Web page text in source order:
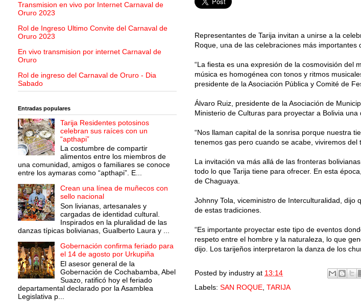
Representantes de Tarija invitan a unirse a la
Roque, una de las celebraciones más importantes
“La fiesta es una expresión de la cosmovisión del
música es homogénea con tonos y ritmos
presidente de la Asociación Pública y Comité de
Álvaro Ruiz, presidente de la Asociación de
Ministerio de Culturas para proyectar a Bolivia
“Nos llaman capital de la sonrisa porque nuestra
tenemos gas pero cuando se acabe, viviremos del
La invitación va más allá de las fronteras
todo lo que Tarija tiene para ofrecer. En esta
de Chaguaya.
Johnny Tola, viceministro de Interculturalidad,
de estas tradiciones.
“Es importante proyectar este tipo de eventos
respeto entre el hombre y la naturaleza, lo que
dijo. Los tarijeños interpretaron la danza de los
Posted by industry at 13:14
Labels: SAN ROQUE, TARIJA
Transmision en vivo por Internet Carnaval de
Oruro 2023
Rol de Ingreso Ultimo Convite del Carnaval de
Oruro 2023
En vivo transmision por internet Carnaval de
Oruro
Rol de ingreso del Carnaval de Oruro - Dia
Sabado
Entradas populares
Tarija Residentes potosinos
celebran sus raíces con un
“apthapi”
La costumbre de compartir
alimentos entre los miembros de
una comunidad, amigos o familiares se conoce
entre los aymaras como “apthapi”. E...
Crean una línea de muñecos con
sello nacional
Son livianas, artesanales y
cargadas de identidad cultural.
Inspirados en la pluralidad de las
danzas típicas bolivianas, Gualberto Laura y ...
Gobernación confirma feriado para
el 14 de agosto por Urkupiña
El asesor general de la
Gobernación de Cochabamba, Abel
Suazo, ratificó hoy el feriado
departamental declarado por la Asamblea
Legislativa p...